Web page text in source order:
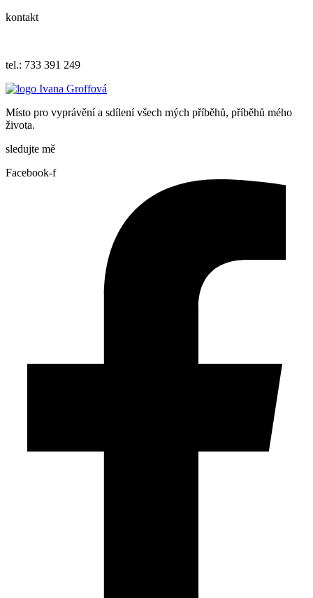
kontakt
tel.: 733 391 249
Místo pro vyprávění a sdílení všech mých příběhů, příběhů mého
života.
sledujte mě
Facebook-f